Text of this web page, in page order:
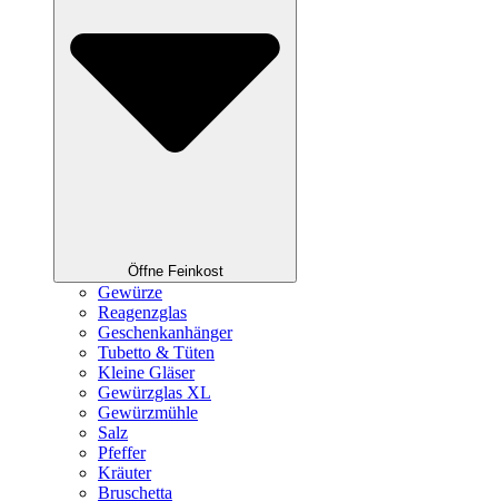
Öffne Feinkost
Gewürze
Reagenzglas
Geschenkanhänger
Tubetto & Tüten
Kleine Gläser
Gewürzglas XL
Gewürzmühle
Salz
Pfeffer
Kräuter
Bruschetta